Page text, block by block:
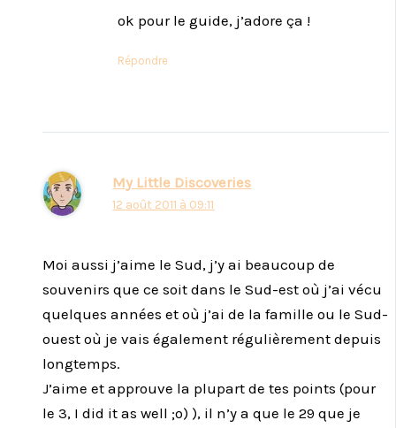
ok pour le guide, j’adore ça !
Répondre
My Little Discoveries
12 août 2011 à 09:11
Moi aussi j’aime le Sud, j’y ai beaucoup de
souvenirs que ce soit dans le Sud-est où j’ai vécu
quelques années et où j’ai de la famille ou le Sud-
ouest où je vais également régulièrement depuis
longtemps.
J’aime et approuve la plupart de tes points (pour
le 3, I did it as well ;o) ), il n’y a que le 29 que je